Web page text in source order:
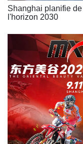
Shanghai planifie
l'horizon 2030